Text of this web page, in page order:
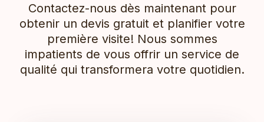
Contactez-nous dès maintenant pour
obtenir un devis gratuit et planifier votre
première visite! Nous sommes
impatients de vous offrir un service de
qualité qui transformera votre quotidien.